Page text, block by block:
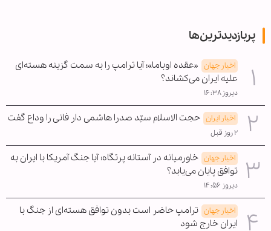
پربازدیدترین‌ها
اخبار جهان «عقده اوباما»؛ آیا ترامپ را به سمت گزینه هسته‌ای
علیه ایران می‌کشاند؟
دیروز ۱۶:۳۸
اخبار ایران حجت الاسلام سیّد صدرا هاشمی دار فانی را وداع گفت
۲ روز قبل
اخبار جهان خاورمیانه در آستانه پرتگاه؛ آیا جنگ آمریکا با ایران به
توافق پایان می‌یابد؟
دیروز ۱۴:۵۶
اخبار جهان ترامپ حاضر است بدون توافق هسته‌ای از جنگ با
ایران خارج شود